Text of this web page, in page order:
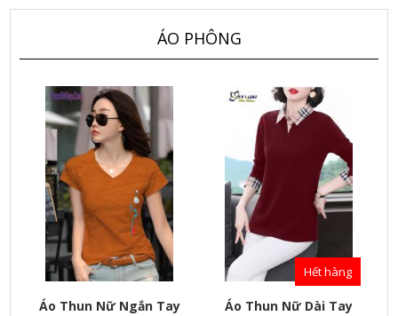
ÁO PHÔNG
Áo Thun Nữ Ngắn Tay
Hết hàng
Áo Thun Nữ Dài Tay